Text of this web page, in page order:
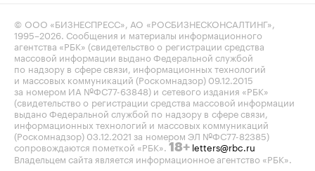
© ООО «БИЗНЕСПРЕСС», АО «РОСБИЗНЕСКОНСАЛТИНГ»,
1995–2026. Сообщения и материалы информационного
агентства «РБК» (свидетельство о регистрации средства
массовой информации выдано Федеральной службой
по надзору в сфере связи, информационных технологий
и массовых коммуникаций (Роскомнадзор) 09.12.2015
за номером ИА №ФС77-63848) и сетевого издания «РБК»
(свидетельство о регистрации средства массовой информации
выдано Федеральной службой по надзору в сфере связи,
информационных технологий и массовых коммуникаций
(Роскомнадзор) 03.12.2021 за номером ЭЛ №ФС77-82385)
сопровождаются пометкой «РБК». 18+ letters@rbc.ru
Владельцем сайта является информационное агентство «РБК».